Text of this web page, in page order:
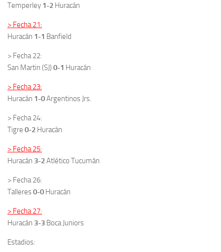
Temperley 1-2 Huracán
> Fecha 21:
Huracán 1-1 Banfield
> Fecha 22:
San Martin (SJ) 0-1 Huracán
> Fecha 23:
Huracán 1-0Argentinos Jrs.
> Fecha 24:
Tigre 0-2 Huracán
> Fecha 25:
Huracán 3-2 Atlético Tucumán
> Fecha 26:
Talleres0-0 Huracán
> Fecha 27:
Huracán 3-3 Boca Juniors
Estadios: